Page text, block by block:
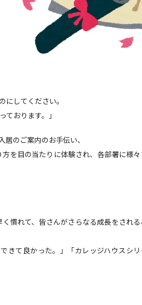
してください。
おります。」
のご案内のお手伝い、
を目の当たりに体験され、各部署に様
慣れて、皆さんがさらなる成長をされ
きて良かった。」「カレッジハウスシ